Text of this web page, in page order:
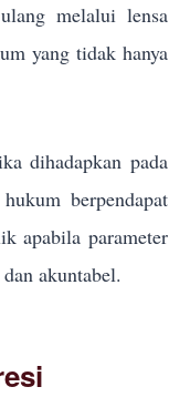
melalui lensa
yang tidak hanya
dihadapkan pada
berpendapat
apabila parameter
akuntabel.